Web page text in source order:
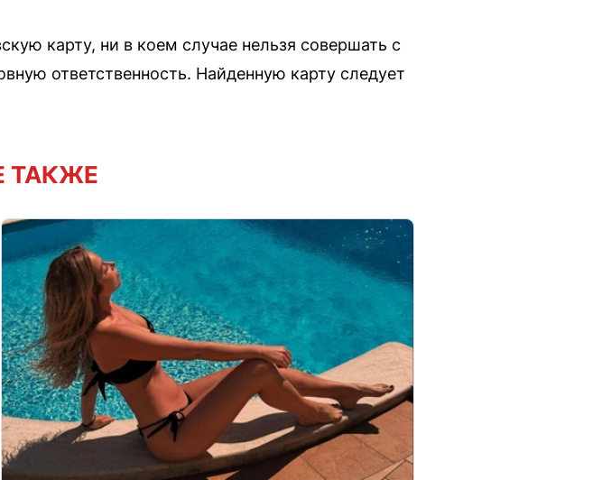
карту, ни в коем случае нельзя совершать с
ответственность. Найденную карту следует
ТАКЖЕ